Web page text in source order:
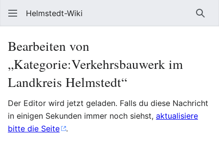
Helmstedt-Wiki
Bearbeiten von
„Kategorie:Verkehrsbauwerk im
Landkreis Helmstedt“
Der Editor wird jetzt geladen. Falls du diese Nachricht
in einigen Sekunden immer noch siehst, aktualisiere
bitte die Seite
.